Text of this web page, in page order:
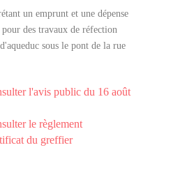
un emprunt et une dépense
des travaux de réfection
sous le pont de la rue
l'avis public du 16 août
le règlement
du greffier